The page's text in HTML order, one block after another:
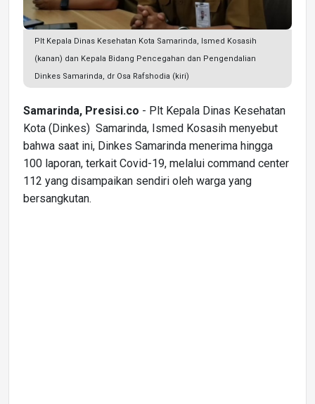
Plt Kepala Dinas Kesehatan Kota Samarinda, Ismed Kosasih
(kanan) dan Kepala Bidang Pencegahan dan Pengendalian
Dinkes Samarinda, dr Osa Rafshodia (kiri)
Samarinda, Presisi.co - Plt Kepala Dinas Kesehatan
Kota (Dinkes) Samarinda, Ismed Kosasih menyebut
bahwa saat ini, Dinkes Samarinda menerima hingga
100 laporan, terkait Covid-19, melalui command center
112 yang disampaikan sendiri oleh warga yang
bersangkutan.